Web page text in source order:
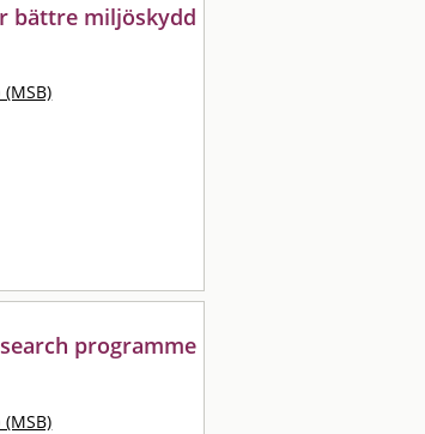
bättre miljöskydd
programme